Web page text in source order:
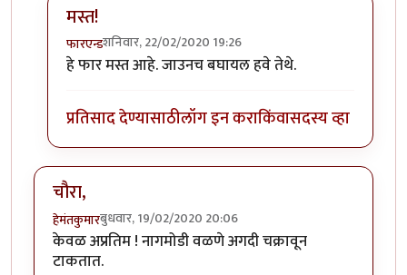
मस्त!
फारएन्डशनिवार, 22/02/2020 19:26
In reply toया बद्दल काय म्हणाल ....?by
हे फार मस्त आहे. जाउनच बघायल हवे तेथे.
प्रतिसाद देण्यासाठीलॉग इन कराकिंवासदस्य व्हा
चौरा,
हेमंतकुमारबुधवार, 19/02/2020 20:06
केवळ अप्रतिम ! नागमोडी वळणे अगदी चक्रावून
टाकतात.